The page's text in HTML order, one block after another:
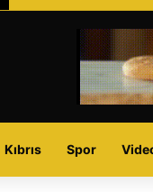
Kıbrıs Spor